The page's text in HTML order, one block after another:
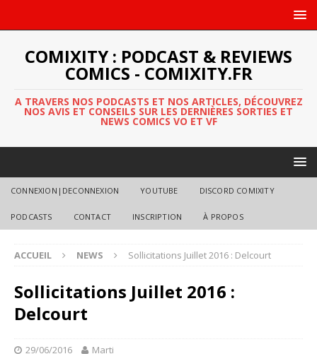
COMIXITY : PODCAST & REVIEWS
COMICS - COMIXITY.FR
A TRAVERS NOS PODCASTS ET NOS ARTICLES, DÉCOUVREZ
NOS AVIS ET CONSEILS SUR LES DERNIÈRES SORTIES ET
NEWS COMICS VO ET VF
CONNEXION|DECONNEXION YOUTUBE DISCORD COMIXITY
PODCASTS CONTACT INSCRIPTION À PROPOS
ACCUEIL NEWS Sollicitations Juillet 2016 : Delcourt
Sollicitations Juillet 2016 :
Delcourt
29/06/2016 Marti